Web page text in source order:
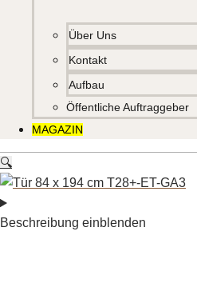
Über Uns
Kontakt
Aufbau
Öffentliche Auftraggeber
MAGAZIN
🔍
Beschreibung einblenden